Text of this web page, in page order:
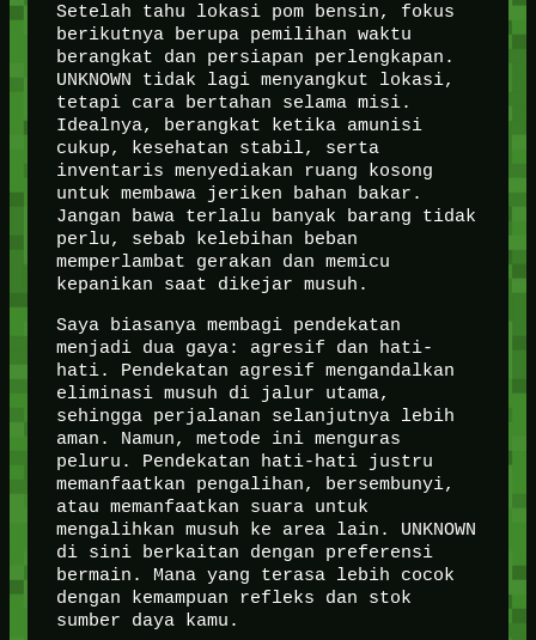
Setelah tahu lokasi pom bensin, fokus
berikutnya berupa pemilihan waktu
berangkat dan persiapan perlengkapan.
UNKNOWN tidak lagi menyangkut lokasi,
tetapi cara bertahan selama misi.
Idealnya, berangkat ketika amunisi
cukup, kesehatan stabil, serta
inventaris menyediakan ruang kosong
untuk membawa jeriken bahan bakar.
Jangan bawa terlalu banyak barang tidak
perlu, sebab kelebihan beban
memperlambat gerakan dan memicu
kepanikan saat dikejar musuh.
Saya biasanya membagi pendekatan
menjadi dua gaya: agresif dan hati-
hati. Pendekatan agresif mengandalkan
eliminasi musuh di jalur utama,
sehingga perjalanan selanjutnya lebih
aman. Namun, metode ini menguras
peluru. Pendekatan hati-hati justru
memanfaatkan pengalihan, bersembunyi,
atau memanfaatkan suara untuk
mengalihkan musuh ke area lain. UNKNOWN
di sini berkaitan dengan preferensi
bermain. Mana yang terasa lebih cocok
dengan kemampuan refleks dan stok
sumber daya kamu.